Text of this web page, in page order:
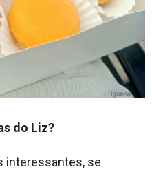
do Liz?
interessantes, se